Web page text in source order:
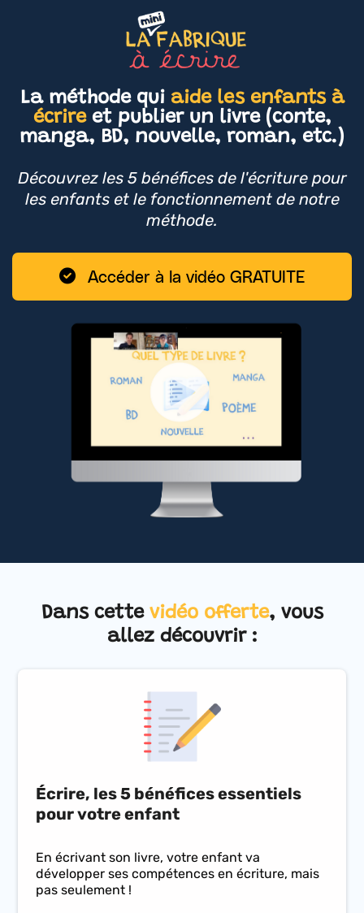
La méthode qui aide les enfants à
écrireet publier un livre (conte,
manga, BD, nouvelle, roman, etc.)
Découvrez les 5 bénéfices de l'écriture pour
les enfants et le fonctionnement de notre
méthode.
Accéder à la vidéo GRATUITE
Dans cette vidéo offerte, vous
allez découvrir :
Écrire, les 5 bénéfices essentiels
pour votre enfant
En écrivant son livre, votre enfant va
développer ses compétences en écriture, mais
pas seulement !